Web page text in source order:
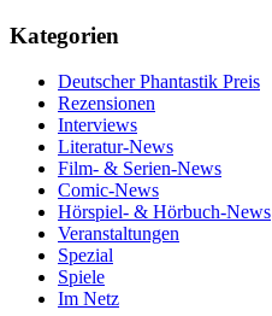
Kategorien
Deutscher Phantastik Preis
Rezensionen
Interviews
Literatur-News
Film- & Serien-News
Comic-News
Hörspiel- & Hörbuch-News
Veranstaltungen
Spezial
Spiele
Im Netz